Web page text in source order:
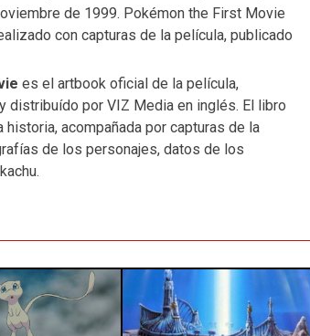
de 1999. Pokémon the First Movie
con capturas de la película, publicado
es el artbook oficial de la película,
distribuído por VIZ Media en inglés. El libro
historia, acompañada por capturas de la
de los personajes, datos de los